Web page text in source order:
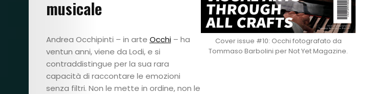
musicale
Andrea Occhipinti – in arte Occhi– ha
ventun anni, viene da Lodi, e si
contraddistingue per la sua rara
capacità di raccontare le emozioni
senza filtri. Non le mette in ordine, non le
Cover issue #10: Occhi fotografato da
Tommaso Barbolini per Not Yet Magazine.